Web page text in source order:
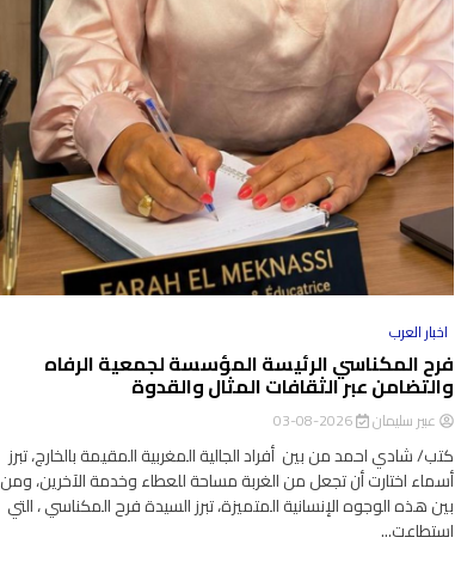
اخبار العرب
فرح المكناسي الرئيسة المؤسسة لجمعية الرفاه
والتضامن عبر الثقافات المثال والقدوة
عبير سليمان 2026-08-03
كتب/ شادي احمد من بين أفراد الجالية المغربية المقيمة بالخارج، تبرز
أسماء اختارت أن تجعل من الغربة مساحة للعطاء وخدمة الآخرين، ومن
بين هذه الوجوه الإنسانية المتميزة، تبرز السيدة فرح المكناسي ، التي
استطاعت...